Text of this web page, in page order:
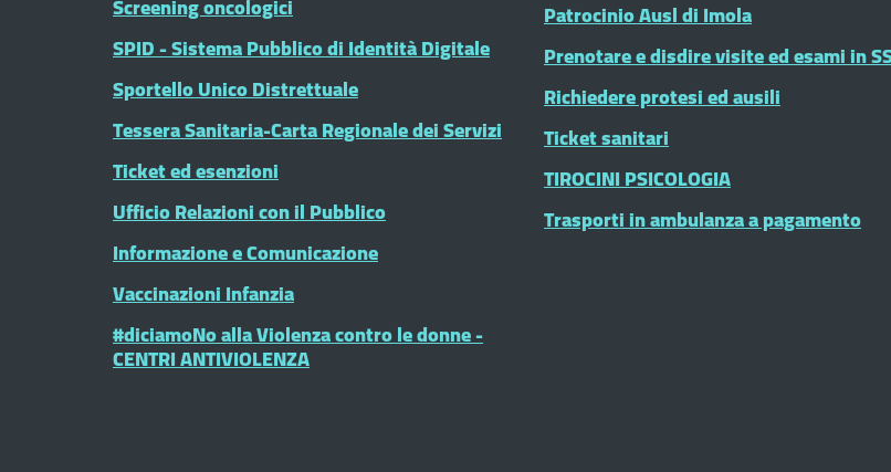
SPID - Sistema Pubblico di Identità Digitale
Sportello Unico Distrettuale
Tessera Sanitaria-Carta Regionale dei Servizi
Ticket ed esenzioni
Ufficio Relazioni con il Pubblico
Informazione e Comunicazione
Vaccinazioni Infanzia
#diciamoNo alla Violenza contro le donne -
CENTRI ANTIVIOLENZA
Patrocinio Ausl di Imola
Prenotare e disdire visite ed esami in
Richiedere protesi ed ausili
Ticket sanitari
TIROCINI PSICOLOGIA
Trasporti in ambulanza a pagamento